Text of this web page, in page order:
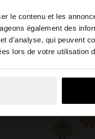
le contenu et les
également des
d'analyse, qui peuvent
lors de votre utilisation
Voulez-vous
rester sur Belgique